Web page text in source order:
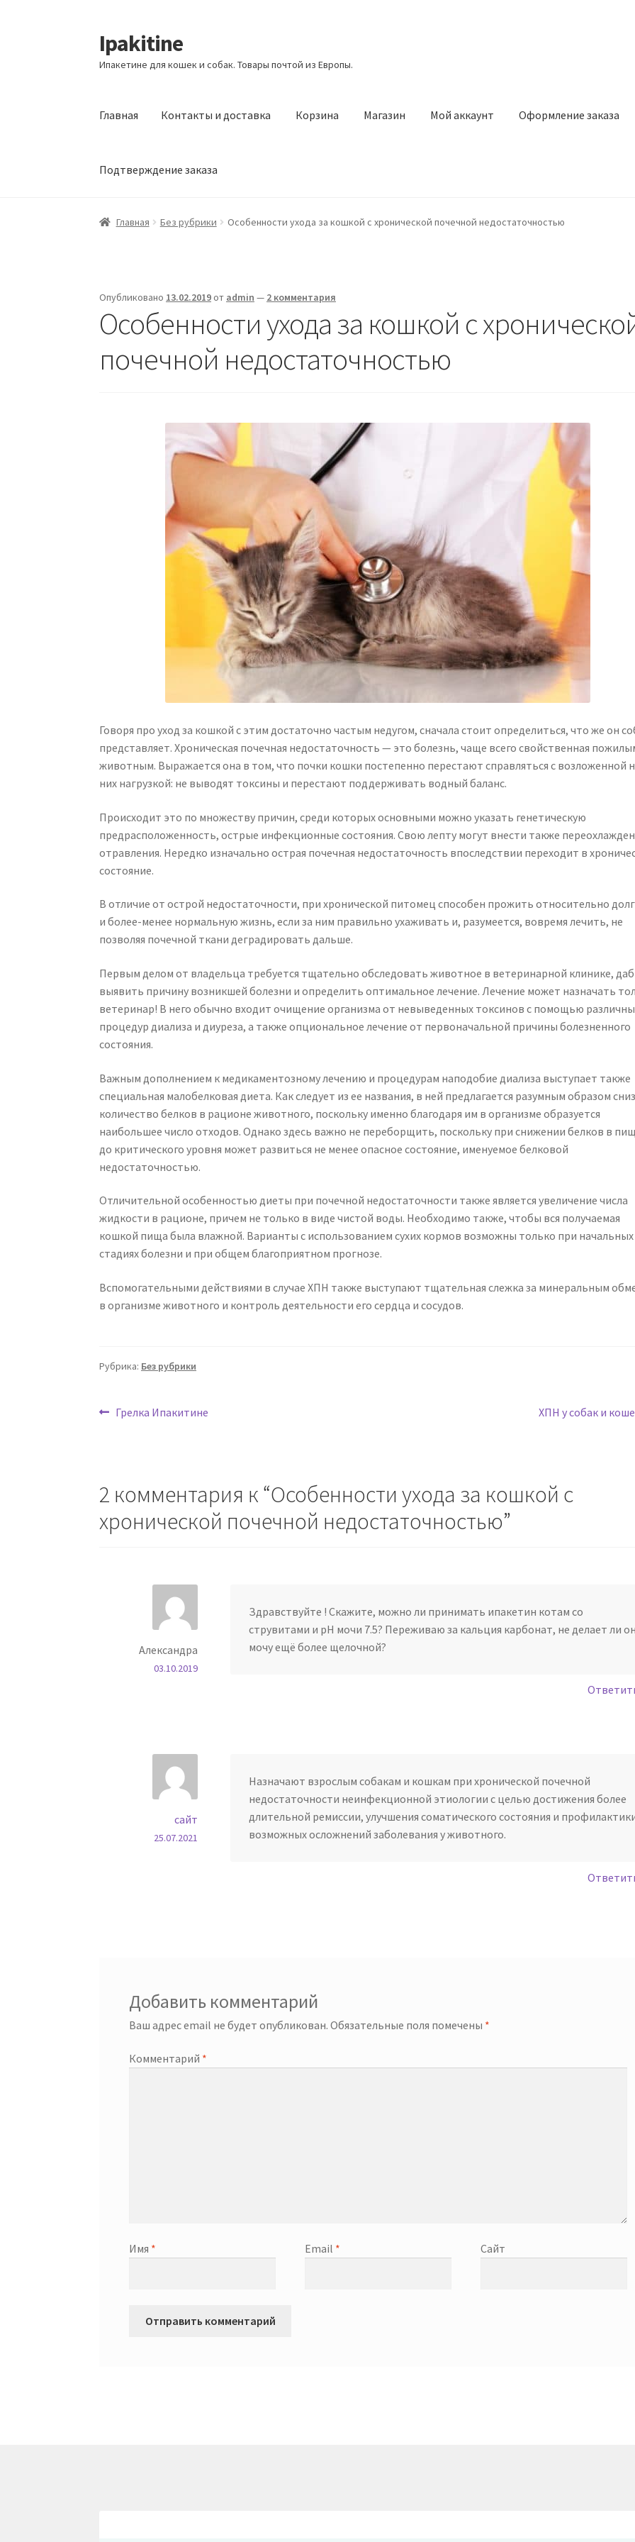
Перейти
к
навигации
Перейти
к
содержимому
Ipakitine
Ипакетине для кошек и собак. Товары почтой из Европы.
Главная Контакты и доставка Корзина Магазин Мой аккаунт Оформление заказа
Подтверждение заказа
Главная Контакты и доставка Мой аккаунт Оформление заказа
Главная Без рубрики Особенности ухода за кошкой с хронической почечной недостаточностью
Опубликовано 13.02.2019от admin — 2 комментария
Особенности ухода за кошкой с
почечной недостаточностью
Говоря про уход за кошкой с этим достаточно частым недугом, сначала стоит определиться, что же он
представляет. Хроническая почечная недостаточность — это болезнь, чаще всего свойственная
животным. Выражается она в том, что почки кошки постепенно перестают справляться с возложенной
них нагрузкой: не выводят токсины и перестают поддерживать водный баланс.
Происходит это по множеству причин, среди которых основными можно указать генетическую
предрасположенность, острые инфекционные состояния. Свою лепту могут внести также
отравления. Нередко изначально острая почечная недостаточность впоследствии переходит в
состояние.
В отличие от острой недостаточности, при хронической питомец способен прожить относительно
и более-менее нормальную жизнь, если за ним правильно ухаживать и, разумеется, вовремя лечить, не
позволяя почечной ткани деградировать дальше.
Первым делом от владельца требуется тщательно обследовать животное в ветеринарной клинике,
выявить причину возникшей болезни и определить оптимальное лечение. Лечение может назначать
ветеринар! В него обычно входит очищение организма от невыведенных токсинов с помощью
процедур диализа и диуреза, а также опциональное лечение от первоначальной причины болезненного
состояния.
Важным дополнением к медикаментозному лечению и процедурам наподобие диализа выступает также
специальная малобелковая диета. Как следует из ее названия, в ней предлагается разумным образом
количество белков в рационе животного, поскольку именно благодаря им в организме образуется
наибольшее число отходов. Однако здесь важно не переборщить, поскольку при снижении белков в
до критического уровня может развиться не менее опасное состояние, именуемое белковой
недостаточностью.
Отличительной особенностью диеты при почечной недостаточности также является увеличение числа
жидкости в рационе, причем не только в виде чистой воды. Необходимо также, чтобы вся получаемая
кошкой пища была влажной. Варианты с использованием сухих кормов возможны только при начальных
стадиях болезни и при общем благоприятном прогнозе.
Вспомогательными действиями в случае ХПН также выступают тщательная слежка за минеральным
в организме животного и контроль деятельности его сердца и сосудов.
Рубрика: Без рубрики
Навигация
Предыдущая
Грелка Ипакитине
Следующая
ХПН у собак и
2 комментария к “Особенности ухода за кошкой с
хронической почечной недостаточностью”
Александра
03.10.2019
Здравствуйте ! Скажите, можно ли принимать ипакетин котам со
струвитами и pH мочи 7.5? Переживаю за кальция карбонат, не делает ли он
мочу ещё более щелочной?
сайт
25.07.2021
Назначают взрослым собакам и кошкам при хронической почечной
недостаточности неинфекционной этиологии с целью достижения более
длительной ремиссии, улучшения соматического состояния и
возможных осложнений заболевания у животного.
Добавить комментарий
Ваш адрес email не будет опубликован. Обязательные поля помечены *
Комментарий *
Имя * Email * Сайт